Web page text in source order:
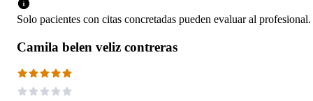
Solo pacientes con citas concretadas pueden evaluar al profesional.
Camila belen veliz contreras